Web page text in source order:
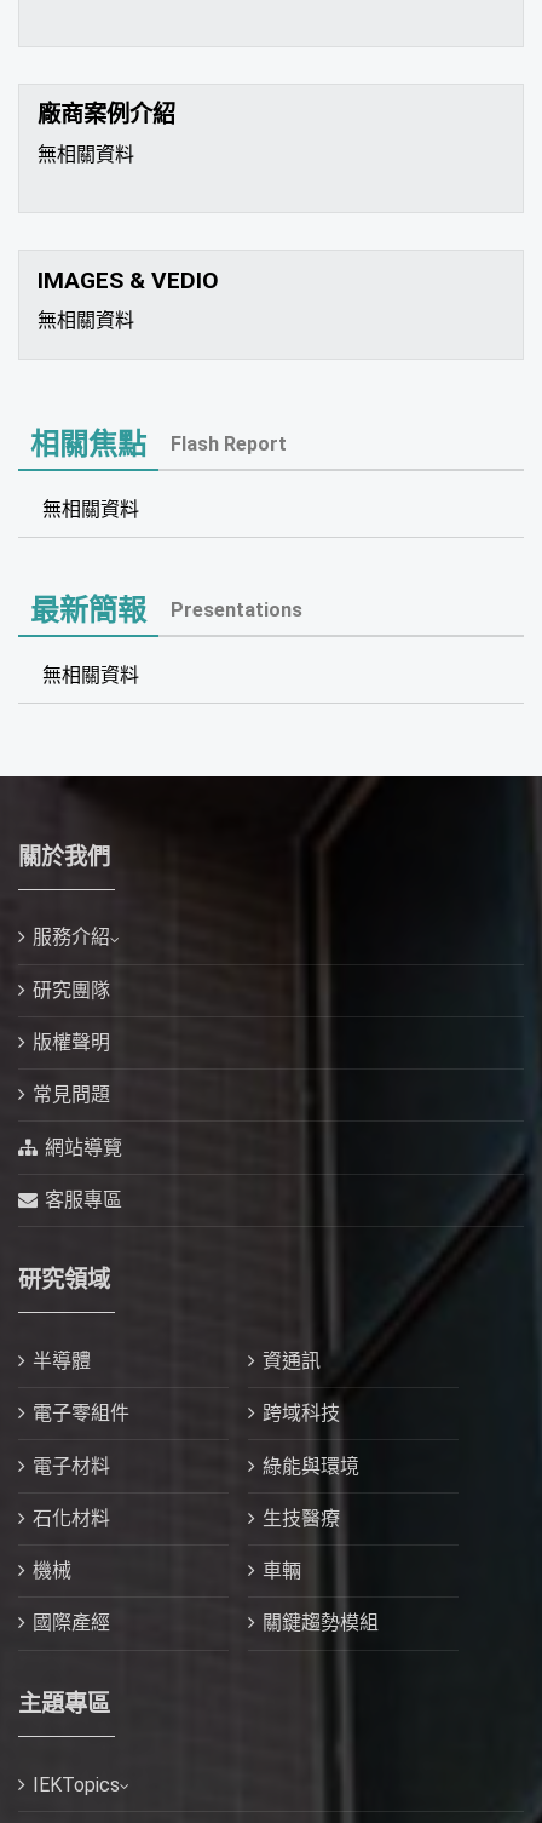
廠商案例介紹
無相關資料
IMAGES & VEDIO
無相關資料
相關焦點 Flash Report
無相關資料
最新簡報 Presentations
無相關資料
關於我們
服務介紹
研究團隊
版權聲明
常見問題
網站導覽
客服專區
研究領域
半導體 資通訊
電子零組件 跨域科技
電子材料 綠能與環境
石化材料 生技醫療
機械 車輛
國際產經 關鍵趨勢模組
主題專區
IEKTopics